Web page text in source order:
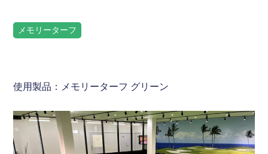
メモリーターフ
使用製品：メモリーターフ グリーン